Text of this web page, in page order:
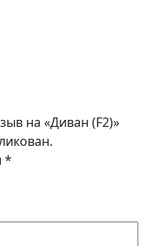
на «Диван (F2)»
*